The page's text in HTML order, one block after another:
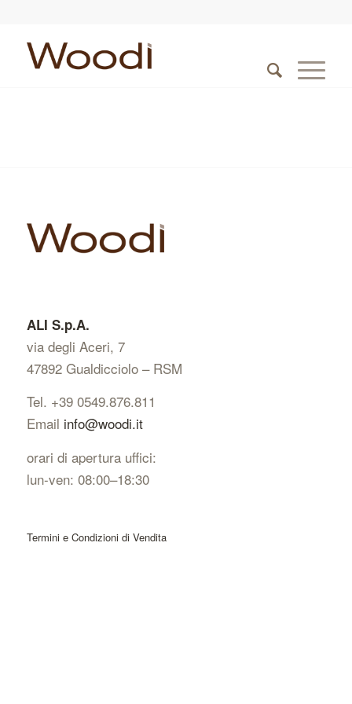
ALI S.p.A.
via degli Aceri, 7
47892 Gualdicciolo – RSM
Tel. +39 0549.876.811
Email info@woodi.it
orari di apertura uffici:
lun-ven: 08:00–18:30
Termini e Condizioni di Vendita